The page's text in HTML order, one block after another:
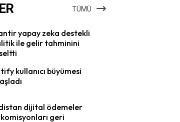
TÜMÜ
yapay zeka destekli
ile gelir tahminini
kullanıcı büyümesi
dijital ödemeler
geri